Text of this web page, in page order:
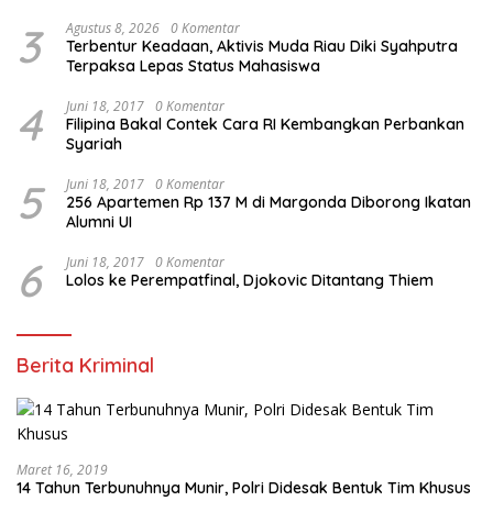
3 Agustus 8, 2026 0 Komentar
Terbentur Keadaan, Aktivis Muda Riau Diki Syahputra
Terpaksa Lepas Status Mahasiswa
4 Juni 18, 2017 0 Komentar
Filipina Bakal Contek Cara RI Kembangkan Perbankan
Syariah
5 Juni 18, 2017 0 Komentar
256 Apartemen Rp 137 M di Margonda Diborong Ikatan
Alumni UI
6 Juni 18, 2017 0 Komentar
Lolos ke Perempatfinal, Djokovic Ditantang Thiem
Berita Kriminal
Maret 16, 2019
14 Tahun Terbunuhnya Munir, Polri Didesak Bentuk Tim Khusus